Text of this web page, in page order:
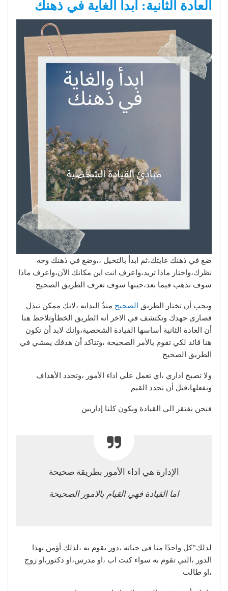
العادة الثانية: ابدا الغاية في ذهنك
ضع في ذهنك غايتك،ثم ابدأ بالتخيل ،،وضع في ذهنك وجه
نظرك،واختار ماذا تريد،واعرف انت اين مكانك الآن،واعرف ماذا
سوف تذهب فيما بعد،حينها سوف تعرف الطريق الصحيح
ويجب أن تختار الطريق الصحيح منذُ البدايه ،لانك ممكن تبذل
قصارى جهدك وتكتشف في الاخر أنه الطريق الخطأوتلاحظ هنا
أن العادة الثانية أساسها القيادة الشخصية،وانك لابد أن تكون
هنا قائد لكي تقوم بالأمر الصحيحة ،وتتاكد أن هدفك يمشي في
الطريق الصحيح
ولا تصبح اداري ،اي تعمل علي اداء الأمور ،وتحدد الأهداف
وتفعلها،قبل أن تحدد القيم
فنحن نفتقر الي القيادة ونكون كلنا إداريين
الإدارة هي اداء الأمور بطريقة صحيحة
اما القيادة فهي القيام بالامور الصحيحة
لذلك”كل واحدًا منا في حياته ،دور يقوم به ،لذلك أؤمن بهذا
الدور ،التي تقوم به سواء كنت اب ،او مدرس،او دكتور،او زوج
،او طالب